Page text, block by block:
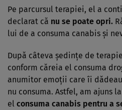
Pe parcursul terapiei, el a
declarat că nu se poate opri.
lui de a consuma canabis și
După câteva ședințe de
conform căreia el consuma
anumitor emoții care îi
nu consuma. Astfel, am ajuns
el consuma canabis pentru a